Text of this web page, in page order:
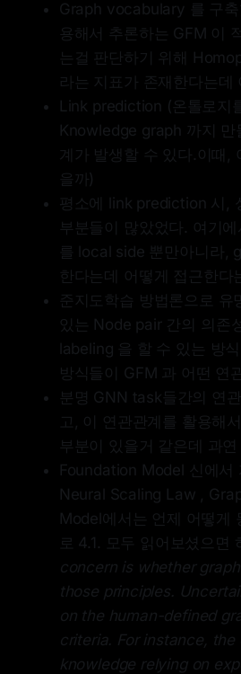
Graph vocabulary 를 구
용해서 추론하는 GFM 이
는걸 판단하기 위해
라는 지표가 존재한다는데
Link prediction (온톨로지
Knowledge graph 까지 만
계가 발생할 수 있다.이때,
을까)
평소에 link prediction 시,
부분들이 많았었다. 여기
를 local side 뿐만아니라,
한다는데 어떻게 접근한다
준지도학습 방법론으로 유
있는 Node pair 간의 의존
labeling 을 할 수 있는 방
방식들이 GFM 과 어떤 연
분명 GNN task들간의 연
고, 이 연관관계를 활용해
부분이 있을거 같은데 과연
Foundation Model 신에서
Neural Scaling Law ,
Model에서는 언제 어떻게
로 4.1. 모두 읽어보셨으면
concern is whether
those principles.
on the human-defined
criteria. For instance,
knowledge relying on